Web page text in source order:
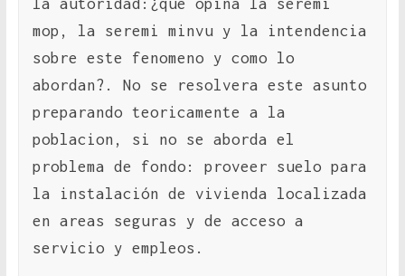
mop, la seremi minvu y la intendencia
sobre este fenomeno y como lo
abordan?. No se resolvera este asunto
preparando teoricamente a la
poblacion, si no se aborda el
problema de fondo: proveer suelo para
la instalación de vivienda localizada
en areas seguras y de acceso a
servicio y empleos.